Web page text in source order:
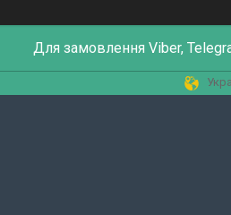
Для замовлення Viber,